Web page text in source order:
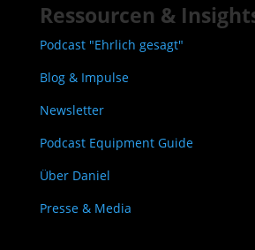
Ressourcen &
Podcast "Ehrlich gesagt"
Blog & Impulse
Newsletter
Podcast Equipment Guide
Über Daniel
Presse & Media